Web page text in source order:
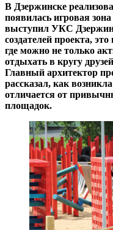
В Дзержинске
появилась игровая
выступил УКС
создателей проекта,
где можно не только
отдыхать в кругу
Главный архитектор
рассказал, как
отличается от
площадок.